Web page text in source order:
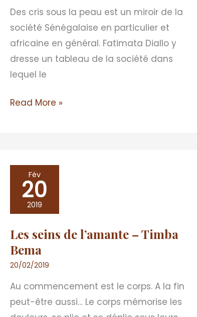
Des cris sous la peau est un miroir de la
société Sénégalaise en particulier et
africaine en général. Fatimata Diallo y
dresse un tableau de la société dans
lequel le
Diallo
Read More »
Fév
20
2019
Les seins de l’amante – Timba
Bema
20/02/2019
Au commencement est le corps. A la fin
peut-être aussi… Le corps mémorise les
seins
–
Timba
Bema